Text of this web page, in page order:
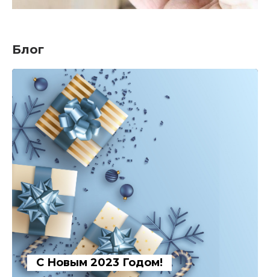
Блог
С Новым 2023 Годом!